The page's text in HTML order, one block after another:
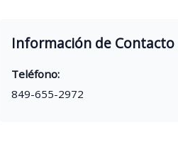
Información de Contacto
Teléfono:
849-655-2972